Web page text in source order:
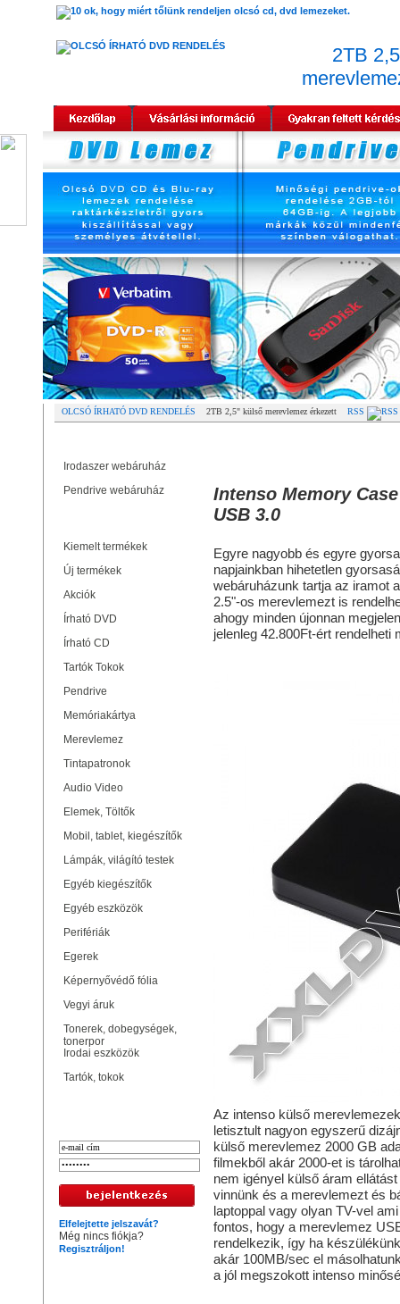
2TB
OLCSÓ ÍRHATÓ DVD RENDELÉS 2TB 2,5" külső merevlemez érkezett RSS
Irodaszer webáruház
Pendrive webáruház
Kiemelt termékek
Új termékek
Akciók
Írható DVD
Írható CD
Tartók Tokok
Pendrive
Memóriakártya
Merevlemez
Tintapatronok
Audio Video
Elemek, Töltők
Mobil, tablet, kiegészítők
Lámpák, világító testek
Egyéb kiegészítők
Egyéb eszközök
Perifériák
Egerek
Képernyővédő fólia
Vegyi áruk
Tonerek, dobegységek,
tonerpor
Irodai eszközök
Tartók, tokok
Elfelejtette jelszavát?
Még nincs fiókja?
Regisztráljon!
Intenso Memory
USB 3.0
Egyre nagyobb és egyre
napjainkban hihetetlen
webáruházunk tartja az iramot
2.5"-os merevlemezt is
ahogy minden újonnan
jelenleg 42.800Ft-ért
Az intenso külső
letisztult nagyon egyszerű
külső merevlemez 2000 GB
filmekből akár 2000-et is
nem igényel külső áram
vinnünk és a merevlemezt és
laptoppal vagy olyan TV-vel
fontos, hogy a merevlemez
rendelkezik, így ha
akár 100MB/sec el
a jól megszokott intenso